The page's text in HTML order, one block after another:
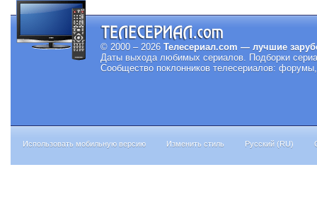
© 2000 – 2026 Телесериал.com — лучшие
Даты выхода любимых сериалов. Подборки
Сообщество поклонников телесериалов:
Использовать мобильную версию Изменить стиль Русский (RU)